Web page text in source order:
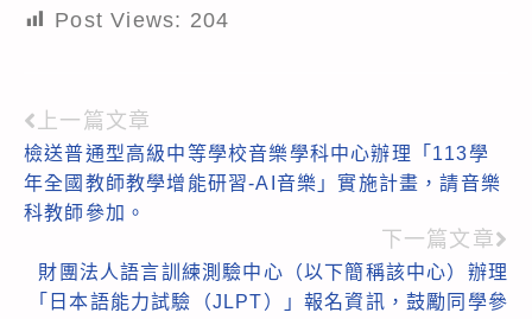
Post Views: 204
Read
more
articles
上一篇文章
檢送普通型高級中等學校音樂學科中心辦理「113學
年全國教師教學增能研習-AI音樂」實施計畫，請音樂
科教師參加。
下一篇文章
財團法人語言訓練測驗中心（以下簡稱該中心）辦理
「日本語能力試驗（JLPT）」報名資訊，鼓勵同學參